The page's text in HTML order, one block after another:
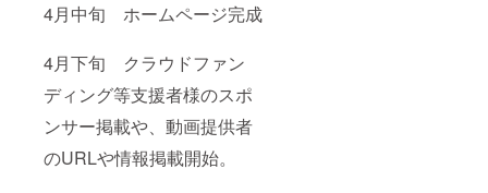
4月中旬 ホームページ完成
4月下旬 クラウドファン
ディング等支援者様のスポ
ンサー掲載や、動画提供者
のURLや情報掲載開始。